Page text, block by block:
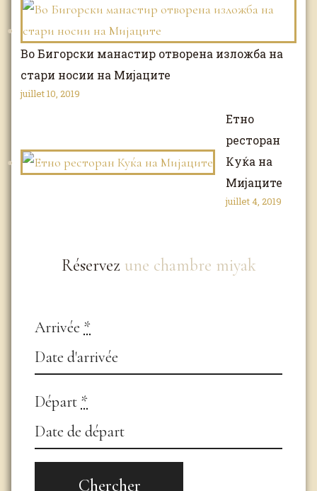
Во Бигорски манастир отворена изложба на
стари носии на Мијаците
juillet 10, 2019
Етно
ресторан
Куќа на
Мијаците
juillet 4, 2019
Réservez une chambre miyak
Arrivée *
Départ *